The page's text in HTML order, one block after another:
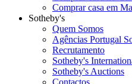
Comprar casa em
Sotheby's
Quem Somos
Agências Portugal
Recrutamento
Sotheby's
Sotheby's Auctions
Contactos